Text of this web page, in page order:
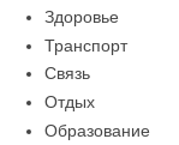
Отдых